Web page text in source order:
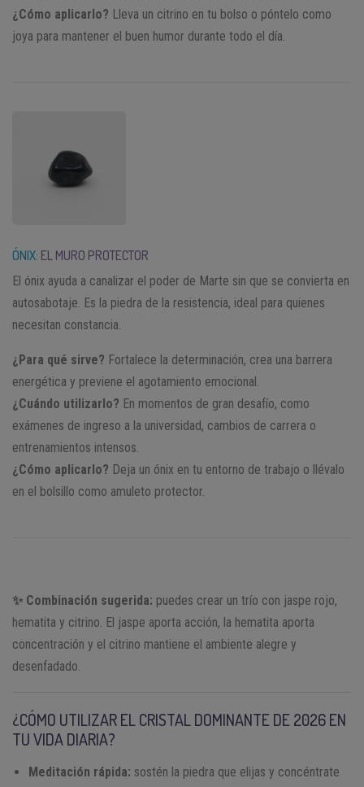
¿Cómo aplicarlo? Lleva un citrino en tu bolso o póntelo como
joya para mantener el buen humor durante todo el día.
ÓNIX: EL MURO PROTECTOR
El ónix ayuda a canalizar el poder de Marte sin que se convierta en
autosabotaje. Es la piedra de la resistencia, ideal para quienes
necesitan constancia.
¿Para qué sirve? Fortalece la determinación, crea una barrera
energética y previene el agotamiento emocional.
¿Cuándo utilizarlo? En momentos de gran desafío, como
exámenes de ingreso a la universidad, cambios de carrera o
entrenamientos intensos.
¿Cómo aplicarlo? Deja un ónix en tu entorno de trabajo o llévalo
en el bolsillo como amuleto protector.
✨ Combinación sugerida: puedes crear un trío con jaspe rojo,
hematita y citrino. El jaspe aporta acción, la hematita aporta
concentración y el citrino mantiene el ambiente alegre y
desenfadado.
¿CÓMO UTILIZAR EL CRISTAL DOMINANTE DE 2026 EN
TU VIDA DIARIA?
Meditación rápida: sostén la piedra que elijas y concéntrate